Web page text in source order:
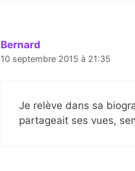
Bernard
10 septembre 2015 à 21:35
Je relève dans sa
partageait ses vues,